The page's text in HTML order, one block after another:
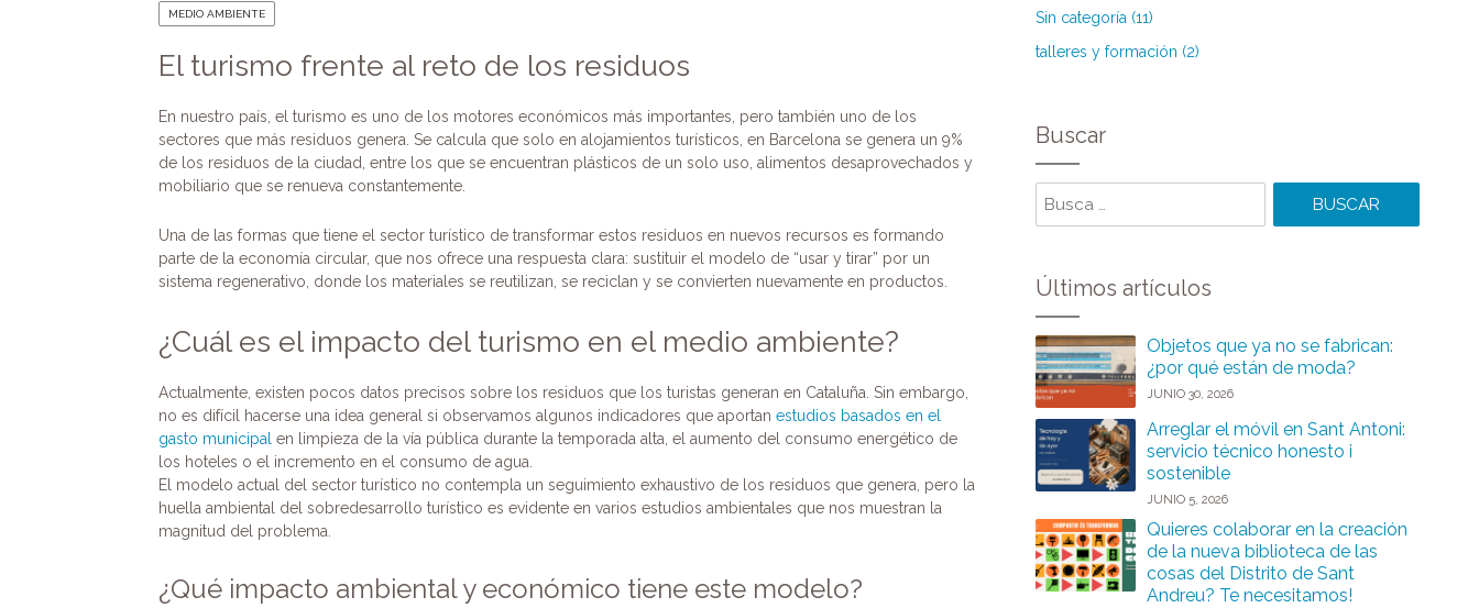
MEDIO AMBIENTE
El turismo frente al reto de los residuos
En nuestro país, el turismo es uno de los motores económicos más importantes, pero también uno de los
sectores que más residuos genera. Se calcula que solo en alojamientos turísticos, en Barcelona se genera un 9%
de los residuos de la ciudad, entre los que se encuentran plásticos de un solo uso, alimentos desaprovechados y
mobiliario que se renueva constantemente.
Una de las formas que tiene el sector turístico de transformar estos residuos en nuevos recursos es formando
parte de la economía circular, que nos ofrece una respuesta clara: sustituir el modelo de “usar y tirar” por un
sistema regenerativo, donde los materiales se reutilizan, se reciclan y se convierten nuevamente en productos.
¿Cuál es el impacto del turismo en el medio ambiente?
Actualmente, existen pocos datos precisos sobre los residuos que los turistas generan en Cataluña. Sin embargo,
no es difícil hacerse una idea general si observamos algunos indicadores que aportan estudios basados en el
gasto municipalen limpieza de la vía pública durante la temporada alta, el aumento del consumo energético de
los hoteles o el incremento en el consumo de agua.
El modelo actual del sector turístico no contempla un seguimiento exhaustivo de los residuos que genera, pero la
huella ambiental del sobredesarrollo turístico es evidente en varios estudios ambientales que nos muestran la
magnitud del problema.
¿Qué impacto ambiental y económico tiene este modelo?
Sin categoría (11)
talleres y formación (2)
Buscar
Últimos artículos
Objetos que ya no se fabrican:
¿por qué están de moda?
JUNIO 30, 2026
Arreglar el móvil en Sant Antoni:
servicio técnico honesto i
sostenible
JUNIO 5, 2026
Quieres colaborar en la creación
de la nueva biblioteca de las
cosas del Distrito de Sant
Andreu? Te necesitamos!